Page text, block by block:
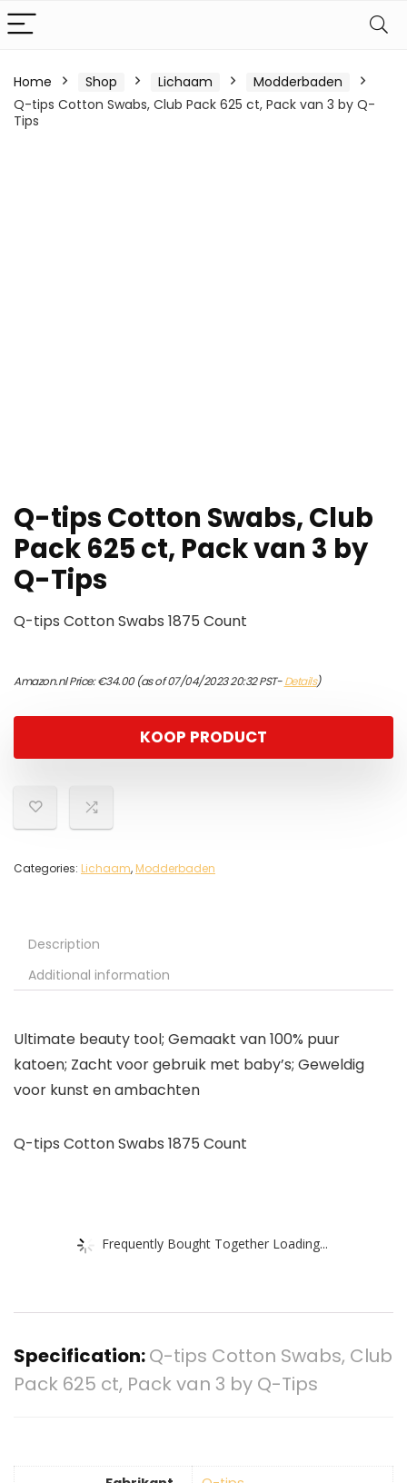
Home Shop Lichaam
Modderbaden
Q-tips Cotton Swabs, Club Pack 625 ct, Pack van 3 by Q-
Tips
Q-tips Cotton Swabs, Club
Pack 625 ct, Pack van 3 by
Q-Tips
Q-tips Cotton Swabs 1875 Count
Amazon.nl Price:€34.00(as of 07/04/2023 20:32 PST-Details)
KOOP PRODUCT
Categories: Lichaam, Modderbaden
Description
Additional information
Ultimate beauty tool; Gemaakt van 100% puur
katoen; Zacht voor gebruik met baby’s; Geweldig
voor kunst en ambachten
Q-tips Cotton Swabs 1875 Count
Frequently Bought Together Loading...
Specification:Q-tips Cotton Swabs, Club
Pack 625 ct, Pack van 3 by Q-Tips